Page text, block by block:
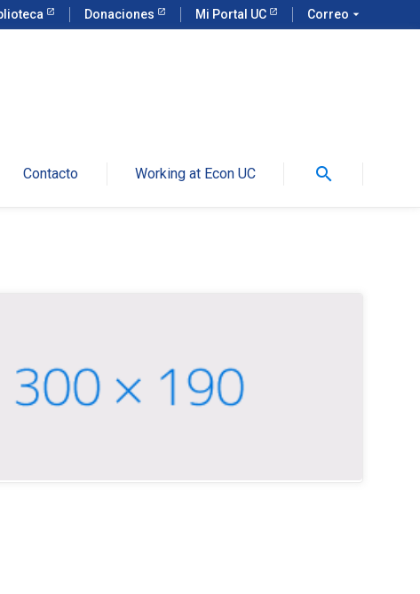
Donaciones Mi Portal UC Correo arrow_drop_down
Contacto Working at Econ UC search